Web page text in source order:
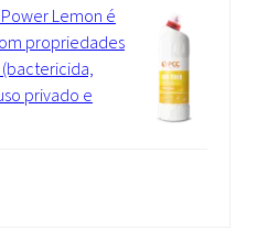
Power Lemon é
propriedades
privado e